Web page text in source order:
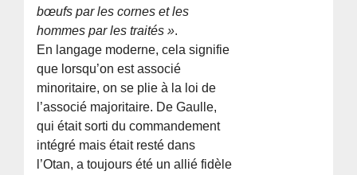
bœufs par les cornes et les
hommes par les traités ».
En langage moderne, cela signifie
que lorsqu’on est associé
minoritaire, on se plie à la loi de
l’associé majoritaire. De Gaulle,
qui était sorti du commandement
intégré mais était resté dans
l’Otan, a toujours été un allié fidèle